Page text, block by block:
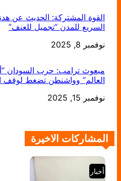
القوة المشتركة: الحديث عن
السريع للمدن “تجميل للعنف”
التاريخ
نوفمبر 8, 2025
مبعوث ترامب: حرب السودان
العالم” وواشنطن تضغط لوقف
التاريخ
نوفمبر 15, 2025
المشاركات الاخيرة
أخبار